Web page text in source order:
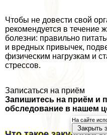
Чтобы не довести свой
рекомендуется в течение
болезни: правильно
и вредных привычек,
физическим нагрузкам и
стрессов.
Записаться на приём
Запишитесь на приём и
обследование в нашем
На сайте
Закрыть